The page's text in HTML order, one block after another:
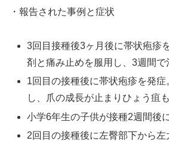
・報告された事例と症状
3回目接種後3ヶ月後に帯状疱疹
剤と痛み止めを服用し、3週間で
1回目の接種後に帯状疱疹を発
し、爪の成長が止まりひょう疽も
小学6年生の子供が接種2週間後
2回目の接種後に左臀部下から